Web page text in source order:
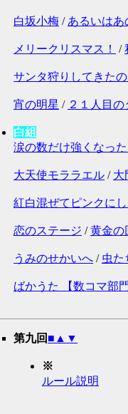
白坂小梅 / あるいは
メリークリスマス！ /
サンタ狩りしてきた
宵の明星 / ２１人目
白組
涙の数だけ強くなった
大天使モララエル / 大
紅白混ぜてピンクに
恋のステージ /黄金の
うみのせかいへ / 虫た
ばかうた 【数コマ部門
第九回 ■ ▲ ▼
※
ルール説明